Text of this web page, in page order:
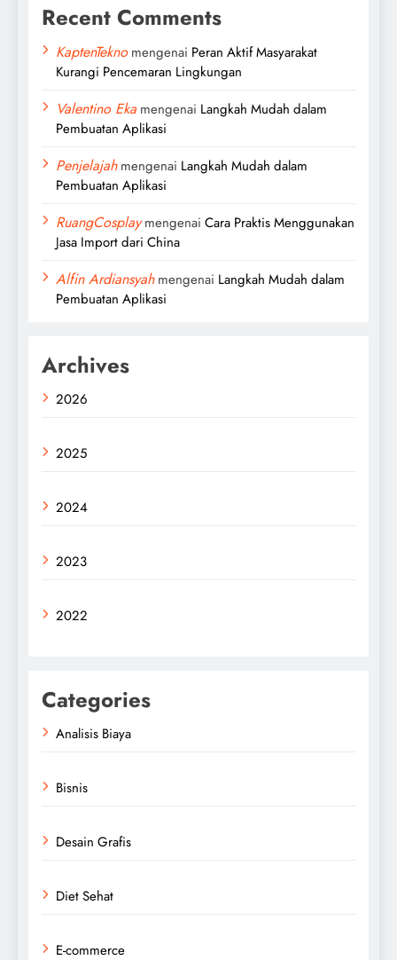
Recent Comments
KaptenTeknomengenai Peran Aktif Masyarakat
Kurangi Pencemaran Lingkungan
Valentino Eka mengenai Langkah Mudah dalam
Pembuatan Aplikasi
Penjelajahmengenai Langkah Mudah dalam
Pembuatan Aplikasi
RuangCosplaymengenai Cara Praktis Menggunakan
Jasa Import dari China
Alfin Ardiansyahmengenai Langkah Mudah dalam
Pembuatan Aplikasi
Archives
2026
2025
2024
2023
2022
Categories
Analisis Biaya
Bisnis
Desain Grafis
Diet Sehat
E-commerce